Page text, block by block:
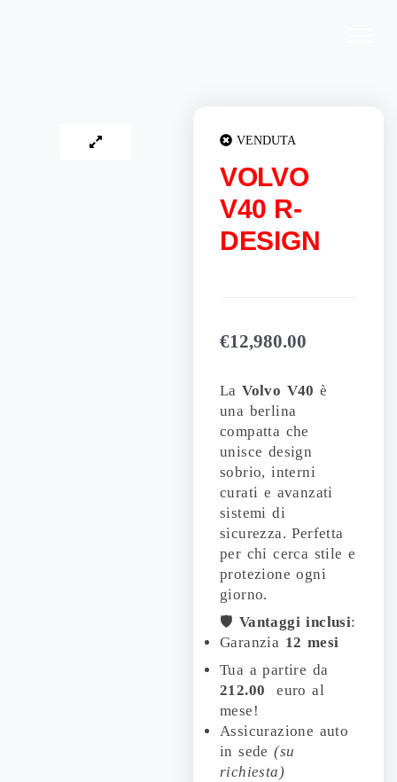
VENDUTA
VOLVO
V40 R-
DESIGN
€12,980.00
LaVolvo V40 è
una berlina
compatta che
unisce design
sobrio, interni
curati e avanzati
sistemi di
sicurezza. Perfetta
per chi cerca stile e
protezione ogni
giorno.
🛡️ Vantaggi inclusi:
Garanzia 12 mesi
Tua a partire da
212.00euro al
mese!
Assicurazione auto
in sede(su
richiesta)